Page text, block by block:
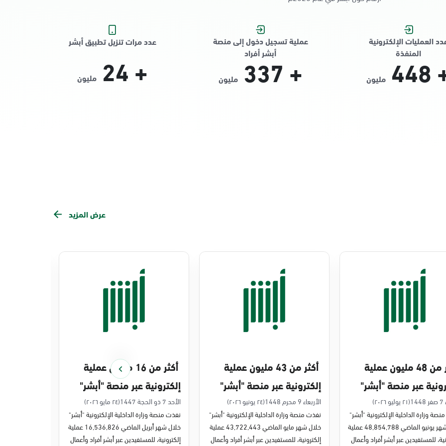
العمليات الإلكترونية
المنفذة
448 مليون
عملية تسجيل دخول إلى منصة
أبشر أفراد
+
337 مليون
عدد مرات تنزيل تطبيق أبشر
+
24 مليون
عرض المزيد
أكثر من 48 مليون عملية
عبر منصة "أبشر"
2026م
(٢١ يوليو ٢٠٢٦)
وزارة الداخلية الإلكترونية "أبشر"
خلال شهر يونيو الماضي 48,854,788 عملية
للمستفيدين عبر أبشر أفراد وأعمال
أكثر من 43 مليون عملية
إلكترونية عبر منصة "أبشر"
في مايو 2026م
الأربعاء 9 محرم 1448
(٢٤ يونيو ٢٠٢٦)
نفذت منصة وزارة الداخلية الإلكترونية "أبشر"
خلال شهر مايو الماضي 43,722,443 عملية
إلكترونية، للمستفيدين عبر أبشر أفراد وأعمال
أكثر من 16 مليون عملية
إلكترونية عبر منصة "أبشر"
في أبريل 2026م
الأحد 7 ذو الحجة 1447
(٢٤ مايو ٢٠٢٦)
نفذت منصة وزارة الداخلية الإلكترونية "أبشر"
خلال شهر أبريل الماضي 16,536,826 عملية
إلكترونية، للمستفيدين عبر أبشر أفراد وأعمال